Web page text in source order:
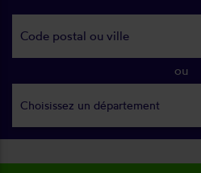
ou
Choisissez un département